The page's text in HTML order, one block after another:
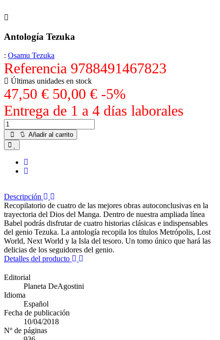
Antología Tezuka
: Osamu Tezuka
Referencia 9788491467823
Últimas unidades en stock
47,50 € 50,00 € -5%
Entrega de 1 a 4 días laborales
Añadir al carrito
Descripción
Recopilatorio de cuatro de las mejores obras autoconclusivas en la
trayectoria del Dios del Manga. Dentro de nuestra ampliada línea
Babel podrás disfrutar de cuatro historias clásicas e indispensables
del genio Tezuka. La antología recopila los títulos Metrópolis, Lost
World, Next World y la Isla del tesoro. Un tomo único que hará las
delicias de los seguidores del genio.
Detalles del producto
Editorial
Planeta DeAgostini
Idioma
Español
Fecha de publicación
10/04/2018
Nº de páginas